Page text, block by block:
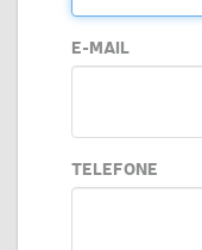
E-MAIL
TELEFONE